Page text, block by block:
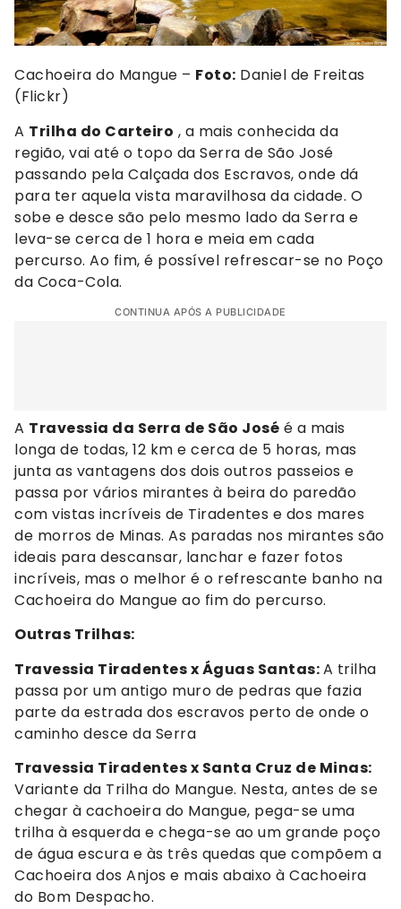
Cachoeira do Mangue – Foto: Daniel de Freitas
(Flickr)
A Trilha do Carteiro , a mais conhecida da
região, vai até o topo da Serra de São José
passando pela Calçada dos Escravos, onde dá
para ter aquela vista maravilhosa da cidade. O
sobe e desce são pelo mesmo lado da Serra e
leva-se cerca de 1 hora e meia em cada
percurso. Ao fim, é possível refrescar-se no Poço
da Coca-Cola.
CONTINUA APÓS A PUBLICIDADE
A Travessia da Serra de São José é a mais
longa de todas, 12 km e cerca de 5 horas, mas
junta as vantagens dos dois outros passeios e
passa por vários mirantes à beira do paredão
com vistas incríveis de Tiradentes e dos mares
de morros de Minas. As paradas nos mirantes são
ideais para descansar, lanchar e fazer fotos
incríveis, mas o melhor é o refrescante banho na
Cachoeira do Mangue ao fim do percurso.
Outras Trilhas:
Travessia Tiradentes x Águas Santas:A trilha
passa por um antigo muro de pedras que fazia
parte da estrada dos escravos perto de onde o
caminho desce da Serra
Travessia Tiradentes x Santa Cruz de Minas:
Variante da Trilha do Mangue. Nesta, antes de se
chegar à cachoeira do Mangue, pega-se uma
trilha à esquerda e chega-se ao um grande poço
de água escura e às três quedas que compõem a
Cachoeira dos Anjos e mais abaixo à Cachoeira
do Bom Despacho.